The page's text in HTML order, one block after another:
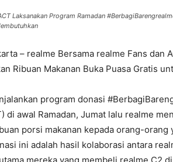
Laksanakan Program Ramadan
– realme Bersama realme Fans dan
Ribuan Makanan Buka Puasa Gratis
program donasi
di awal Ramadan, Jumat lalu realme
porsi makanan kepada orang-orang
ini adalah hasil kolaborasi antara